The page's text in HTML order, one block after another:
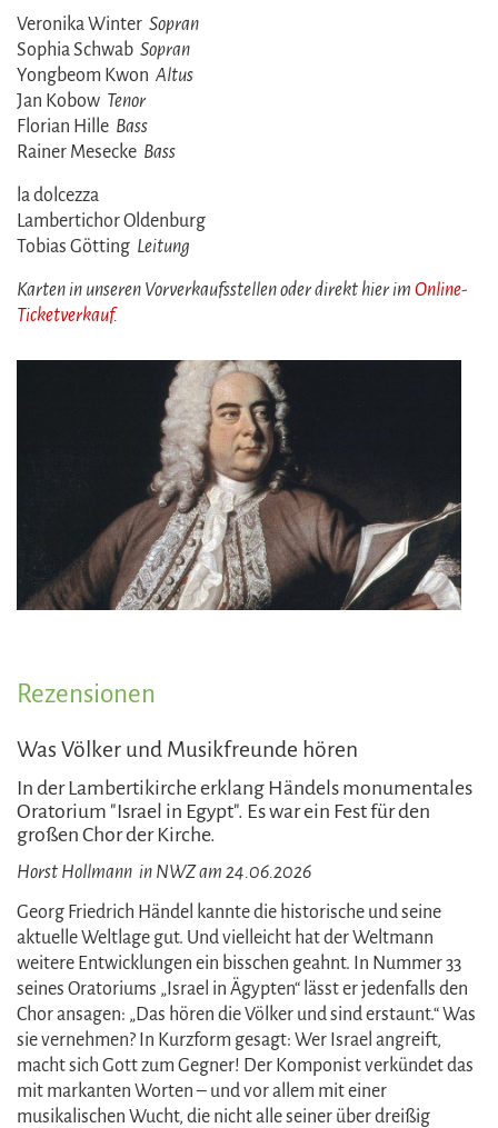
Veronika Winter Sopran
Sophia Schwab Sopran
Yongbeom Kwon Altus
Jan Kobow Tenor
Florian Hille Bass
Rainer Mesecke Bass
la dolcezza
Lambertichor Oldenburg
Tobias Götting Leitung
Karten in unseren Vorverkaufsstellen oder direkt hier im Online-
Ticketverkauf.
Rezensionen
Was Völker und Musikfreunde hören
In der Lambertikirche erklang Händels monumentales
Oratorium "Israel in Egypt". Es war ein Fest für den
großen Chor der Kirche.
Horst Hollmann in NWZ am 24.06.2026
Georg Friedrich Händel kannte die historische und seine
aktuelle Weltlage gut. Und vielleicht hat der Weltmann
weitere Entwicklungen ein bisschen geahnt. In Nummer 33
seines Oratoriums „Israel in Ägypten“ lässt er jedenfalls den
Chor ansagen: „Das hören die Völker und sind erstaunt.“ Was
sie vernehmen? In Kurzform gesagt: Wer Israel angreift,
macht sich Gott zum Gegner! Der Komponist verkündet das
mit markanten Worten – und vor allem mit einer
musikalischen Wucht, die nicht alle seiner über dreißig